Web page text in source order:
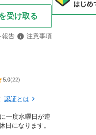
受け取る
報告
注意事項
5.0(22)
認証とは
一度水曜日が連
日になります。